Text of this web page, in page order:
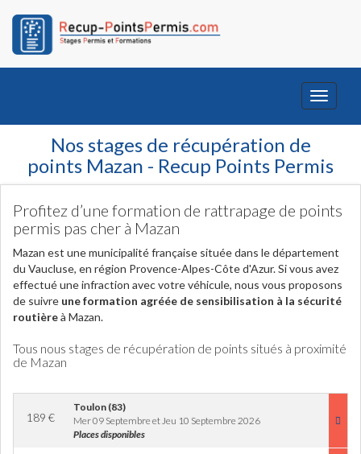
Toggle
Nos stages de récupération de
points Mazan - Recup Points Permis
Profitez d’une formation de rattrapage de points
permis pas cher à Mazan
Mazan est une municipalité française située dans le département
du Vaucluse, en région Provence-Alpes-Côte d'Azur. Si vous avez
effectué une infraction avec votre véhicule, nous vous proposons
de suivre une formation agréée de sensibilisation à la sécurité
routièreà Mazan.
Tous nous stages de récupération de points situés à proximité
de Mazan
189 €
Toulon (83)
Mer 09 Septembre et Jeu 10 Septembre 2026
Places disponibles